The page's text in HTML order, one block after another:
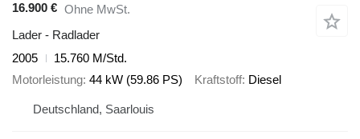
16.900 € Ohne MwSt.
Lader - Radlader
2005
15.760 M/Std.
Motorleistung 44 kW (59.86 PS) Kraftstoff Diesel
Deutschland, Saarlouis